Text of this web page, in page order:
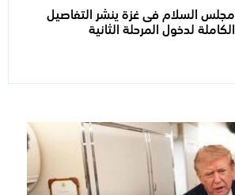
مجلس السلام فى غزة ينشر التفاصيل
الكاملة لدخول المرحلة الثانية